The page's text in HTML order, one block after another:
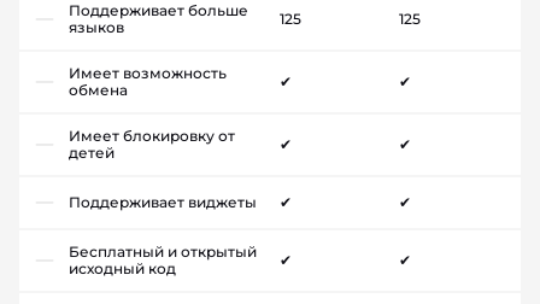
Поддерживает больше
языков
125 125
Имеет возможность
обмена
✔ ✔
Имеет блокировку от
детей
✔ ✔
Поддерживает виджеты ✔ ✔
Бесплатный и открытый
исходный код
✔ ✔